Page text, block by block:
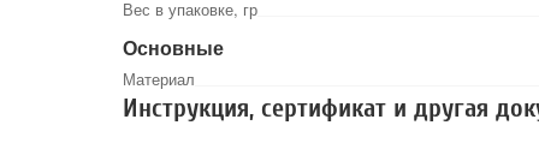
Вес в упаковке, гр
Основные
Материал
Инструкция, сертификат и другая